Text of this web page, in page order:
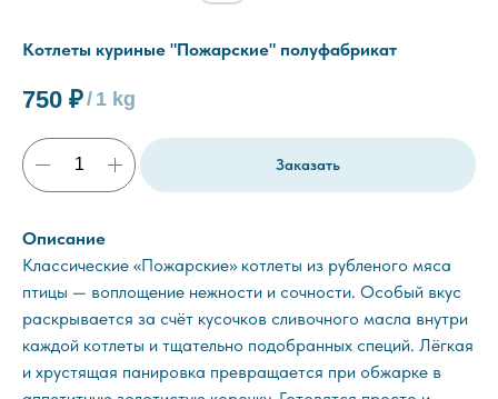
Котлеты куриные "Пожарские" полуфабрикат
750 ₽/ 1 kg
Заказать
Описание
Классические «Пожарские» котлеты из рубленого мяса
птицы — воплощение нежности и сочности. Особый вкус
раскрывается за счёт кусочков сливочного масла внутри
каждой котлеты и тщательно подобранных специй. Лёгкая
и хрустящая панировка превращается при обжарке в